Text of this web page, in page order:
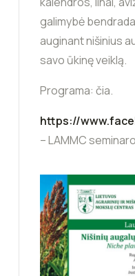
galimybė
auginant nišinius
savo ūkinę veiklą.
Programa: čia.
https://
– LAMMC